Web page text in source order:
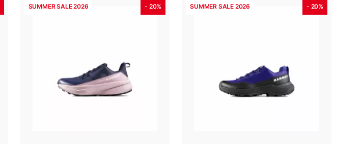
SUMMER SALE 2026 - 20% SUMMER SALE 2026 - 20%